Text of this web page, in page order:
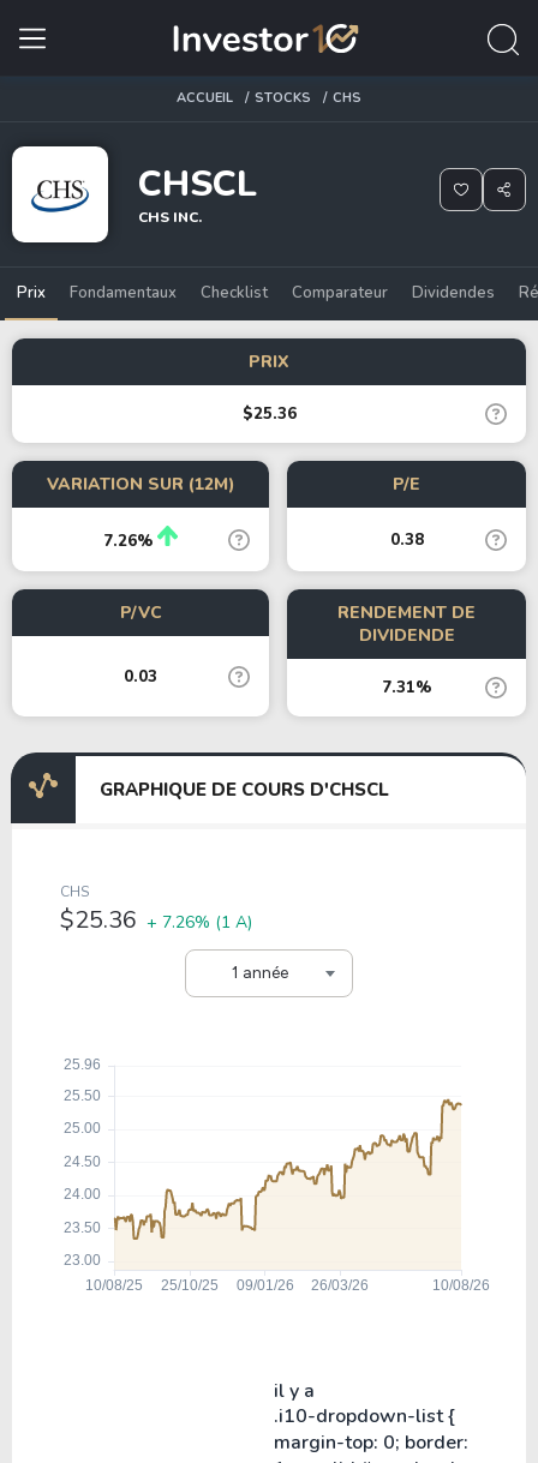
ACCUEIL STOCKS CHS
CHSCL
CHS INC.
Prix Fondamentaux Checklist Comparateur Dividendes
PRIX
$25.36
VARIATION SUR (12M)
7.26%
P/E
0.38
P/VC
0.03
RENDEMENT DE
DIVIDENDE
7.31%
GRAPHIQUE DE COURS D'CHSCL
1 année
CHS
$25.36 + 7.26% (1 A)
il y a